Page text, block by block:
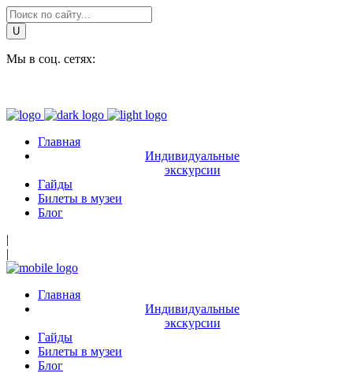
Мы в соц. сетях:
Главная
Индивидуальные
экскурсии
Гайды
Билеты в музеи
Блог
|
|
Главная
Индивидуальные
экскурсии
Гайды
Билеты в музеи
Блог